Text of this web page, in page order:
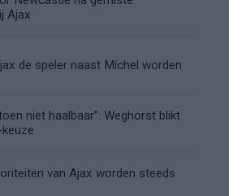
Ajax
de speler naast Míchel worden
niet haalbaar”: Weghorst blikt
van Ajax worden steeds